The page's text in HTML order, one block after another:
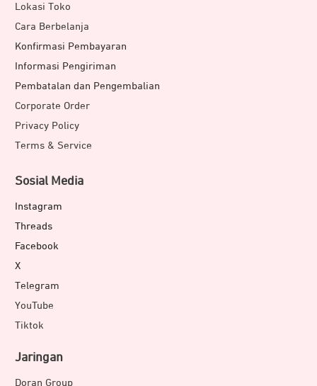
Lokasi Toko
Cara Berbelanja
Konfirmasi Pembayaran
Informasi Pengiriman
Pembatalan dan Pengembalian
Corporate Order
Privacy Policy
Terms & Service
Sosial Media
Instagram
Threads
Facebook
X
Telegram
YouTube
Tiktok
Jaringan
Doran Group